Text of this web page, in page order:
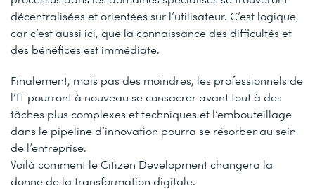
décentralisées et orientées sur l’utilisateur. C’est logique,
car c’est aussi ici, que la connaissance des difficultés et
des bénéfices est immédiate.
Finalement, mais pas des moindres, les professionnels de
l’IT pourront à nouveau se consacrer avant tout à des
tâches plus complexes et techniques et l’embouteillage
dans le pipeline d’innovation pourra se résorber au sein
de l’entreprise.
Voilà comment le Citizen Development changera la
donne de la transformation digitale.